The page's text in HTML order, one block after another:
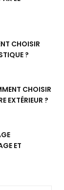
CHOISIR
?
CHOISIR
EXTÉRIEUR ?
ET